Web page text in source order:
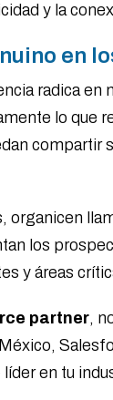
y la
en
radica
lo que
organicen
los
y áreas
partner,
en tu